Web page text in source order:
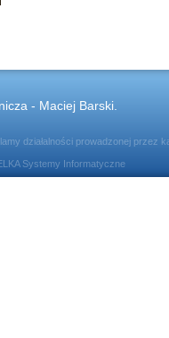
- Maciej Barski.
działalności prowadzonej przez
Systemy Informatyczne